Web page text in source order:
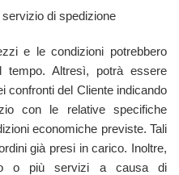
di spedizione
e le condizioni potrebbero
tempo. Altresì, potrà essere
confronti del Cliente indicando
con le relative specifiche
economiche previste. Tali
già presi in carico. Inoltre,
o più servizi a causa di